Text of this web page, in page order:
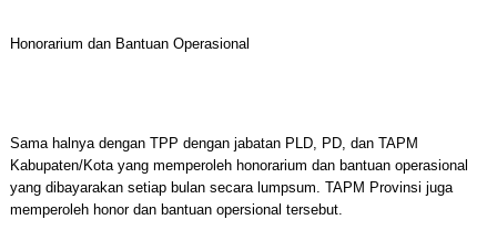
Honorarium dan Bantuan Operasional
Sama halnya dengan TPP dengan jabatan PLD, PD, dan TAPM
Kabupaten/Kota yang memperoleh honorarium dan bantuan operasional
yang dibayarakan setiap bulan secara lumpsum. TAPM Provinsi juga
memperoleh honor dan bantuan opersional tersebut.